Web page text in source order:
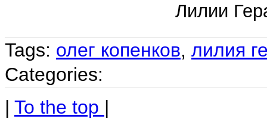
Лилии
Tags: олег копенков, лилия
Categories:
| To the top |